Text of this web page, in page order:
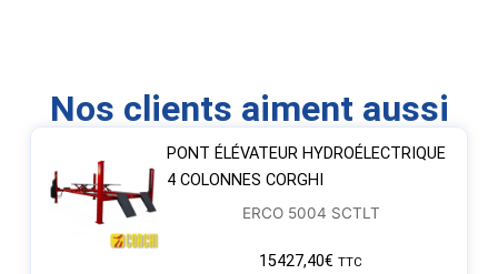
Nos clients aiment aussi
PONT ÉLÉVATEUR HYDROÉLECTRIQUE
4 COLONNES CORGHI
ERCO 5004 SCTLT
15427,40€ TTC